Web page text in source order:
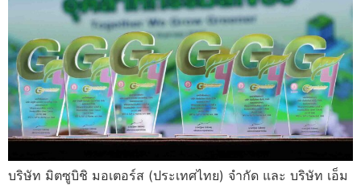
บริษัท มิตซูบิชิ มอเตอร์ส (ประเทศไทย) จำกัด และ บริษัท เอ็ม